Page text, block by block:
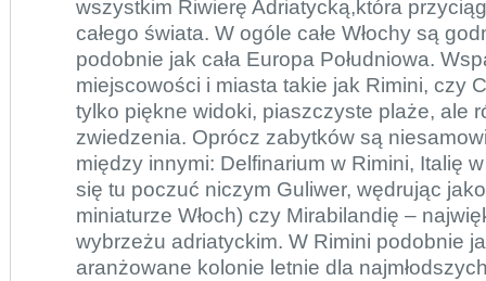
wszystkim Riwierę Adriatycką,która
całego świata. W ogóle całe Włochy są
podobnie jak cała Europa Południowa.
miejscowości i miasta takie jak Rimini, czy
tylko piękne widoki, piaszczyste plaże, ale
zwiedzenia. Oprócz zabytków są
między innymi: Delfinarium w Rimini, Italię
się tu poczuć niczym Guliwer, wędrując
miniaturze Włoch) czy Mirabilandię –
wybrzeżu adriatyckim. W Rimini podobnie
aranżowane kolonie letnie dla